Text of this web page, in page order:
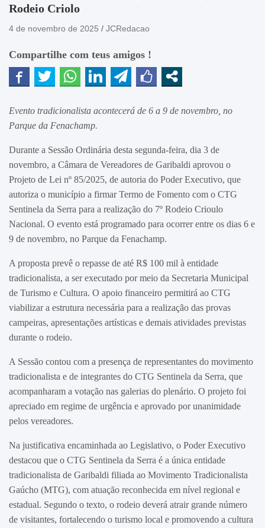
Rodeio Criolo
4 de novembro de 2025 JCRedacao
Compartilhe com teus amigos !
Evento tradicionalista acontecerá de 6 a 9 de novembro, no
Parque da Fenachamp.
Durante a Sessão Ordinária desta segunda-feira, dia 3 de
novembro, a Câmara de Vereadores de Garibaldi aprovou o
Projeto de Lei nº 85/2025, de autoria do Poder Executivo, que
autoriza o município a firmar Termo de Fomento com o CTG
Sentinela da Serra para a realização do 7º Rodeio Crioulo
Nacional. O evento está programado para ocorrer entre os dias 6 e
9 de novembro, no Parque da Fenachamp.
A proposta prevê o repasse de até R$ 100 mil à entidade
tradicionalista, a ser executado por meio da Secretaria Municipal
de Turismo e Cultura. O apoio financeiro permitirá ao CTG
viabilizar a estrutura necessária para a realização das provas
campeiras, apresentações artísticas e demais atividades previstas
durante o rodeio.
A Sessão contou com a presença de representantes do movimento
tradicionalista e de integrantes do CTG Sentinela da Serra, que
acompanharam a votação nas galerias do plenário. O projeto foi
apreciado em regime de urgência e aprovado por unanimidade
pelos vereadores.
Na justificativa encaminhada ao Legislativo, o Poder Executivo
destacou que o CTG Sentinela da Serra é a única entidade
tradicionalista de Garibaldi filiada ao Movimento Tradicionalista
Gaúcho (MTG), com atuação reconhecida em nível regional e
estadual. Segundo o texto, o rodeio deverá atrair grande número
de visitantes, fortalecendo o turismo local e promovendo a cultura